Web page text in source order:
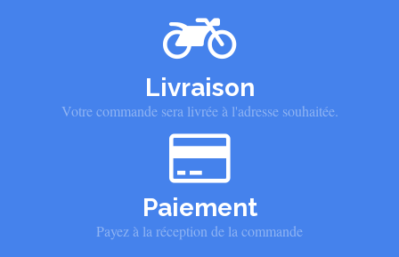
Livraison
Votre commande sera livrée à l'adresse souhaitée.
Paiement
Payez à la réception de la commande